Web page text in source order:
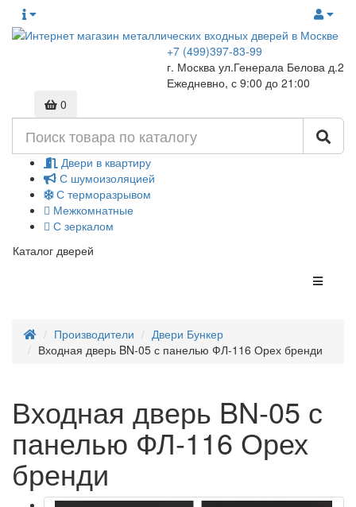
+7 (499)397-83-99
г. Москва ул.Генерала Белова д.2
Ежедневно, с 9:00 до 21:00
0
Двери в квартиру
С шумоизоляцией
С терморазрывом
Межкомнатные
С зеркалом
Каталог дверей
Производители
Двери Бункер
Входная дверь BN-05 с панелью ФЛ-116 Орех бренди
Входная дверь BN-05 с
панелью ФЛ-116 Орех
бренди